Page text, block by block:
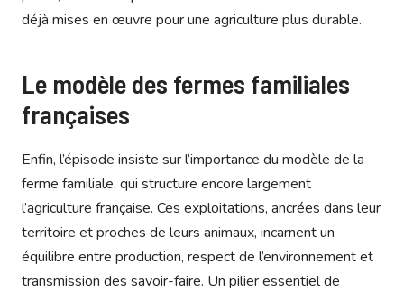
déjà mises en œuvre pour une agriculture plus durable.
Le modèle des fermes familiales
françaises
Enfin, l’épisode insiste sur l’importance du modèle de la
ferme familiale, qui structure encore largement
l’agriculture française. Ces exploitations, ancrées dans leur
territoire et proches de leurs animaux, incarnent un
équilibre entre production, respect de l’environnement et
transmission des savoir-faire. Un pilier essentiel de